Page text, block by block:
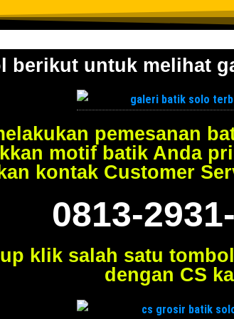
berikut untuk melihat
pemesanan
motif batik Anda
kontak Customer
0813-
klik salah satu
dengan CS